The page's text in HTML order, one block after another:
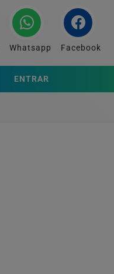
Whatsapp Facebook
ENTRAR